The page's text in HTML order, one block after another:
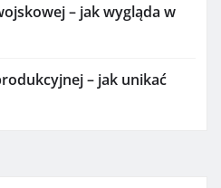
– jak wygląda w
– jak unikać